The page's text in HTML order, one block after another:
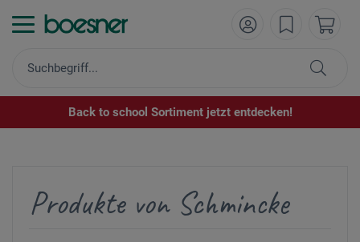
Back to school Sortiment jetzt entdecken!
Produkte von Schmincke